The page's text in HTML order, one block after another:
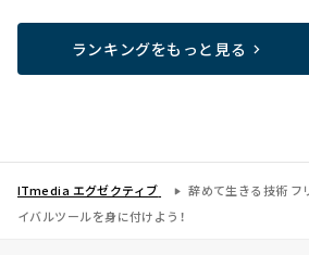
ランキングをもっと見る
ITmedia エグゼクティブ
辞めて生きる技術 フ
イバルツールを身に付けよう！